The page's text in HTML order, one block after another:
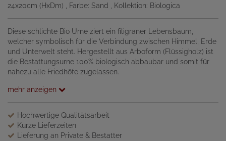
24x20cm (HxDm)
, Farbe: Sand , Kollektion: Biologica
Diese schlichte Bio Urne ziert ein filigraner Lebensbaum,
welcher symbolisch für die Verbindung zwischen Himmel, Erde
und Unterwelt steht. Hergestellt aus Arboform (Flüssigholz) ist
die Bestattungsurne 100% biologisch abbaubar und somit für
nahezu alle Friedhöfe zugelassen.
mehr anzeigen
Hochwertige Qualitätsarbeit
Kurze Lieferzeiten
Lieferung an Private & Bestatter